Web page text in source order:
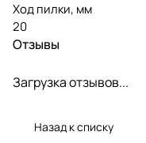
Ход пилки, мм
20
Отзывы
Загрузка отзывов...
Назад к списку